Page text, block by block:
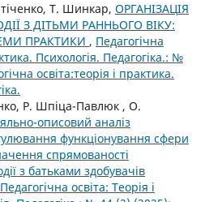
Т. Шинкар, ОРГАНІЗАЦІЯ
З ДІТЬМИ РАННЬОГО ВІКУ:
ПРАКТИКИ , Педагогічна
Психологія. Педагогіка.: №
освіта:теорія і практика.
Р. Шпіца-Павлюк , О.
описовий аналіз
функціонування сфери
спрямованості
з батьками здобувачів
Педагогічна освіта: Теорія і